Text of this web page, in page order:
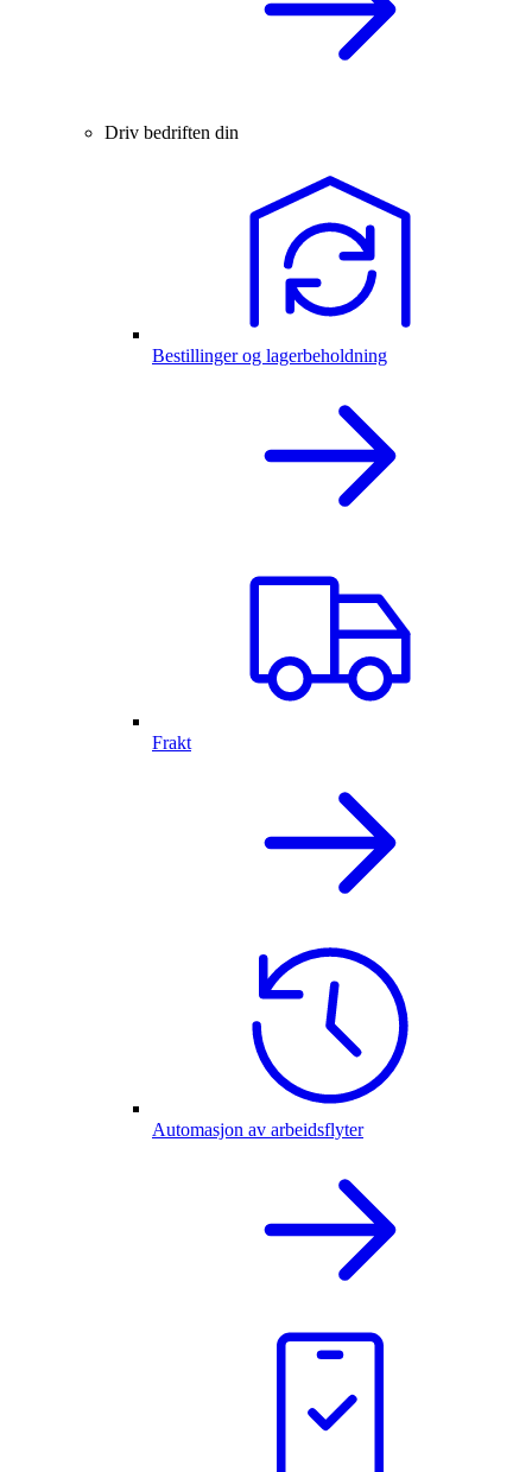
Driv bedriften din
Bestillinger og lagerbeholdning
Frakt
Automasjon av arbeidsflyter